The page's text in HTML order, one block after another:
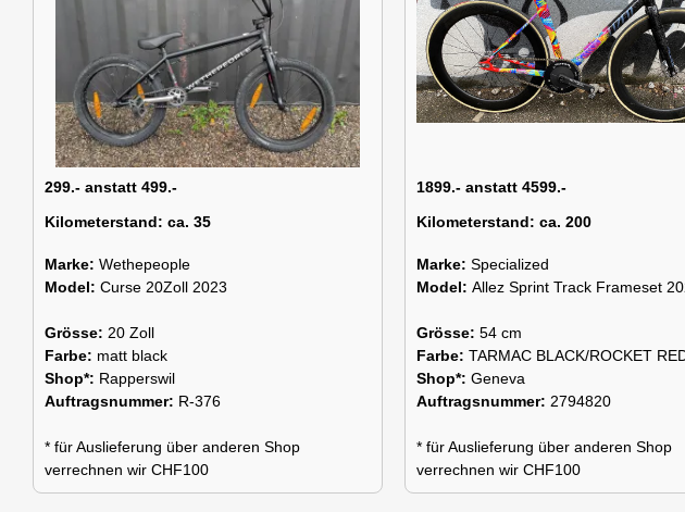
299.- anstatt 499.-
Kilometerstand: ca. 35
Marke: Wethepeople
Model: Curse 20Zoll 2023
Grösse: 20 Zoll
Farbe: matt black
Shop*: Rapperswil
Auftragsnummer: R-376
* für Auslieferung über anderen Shop
verrechnen wir CHF100
1899.- anstatt 4599.-
Kilometerstand: ca. 200
Marke: Specialized
Model: Allez Sprint Track Frameset
Grösse: 54 cm
Farbe: TARMAC BLACK/ROCKET
Shop*: Geneva
Auftragsnummer: 2794820
* für Auslieferung über anderen Shop
verrechnen wir CHF100